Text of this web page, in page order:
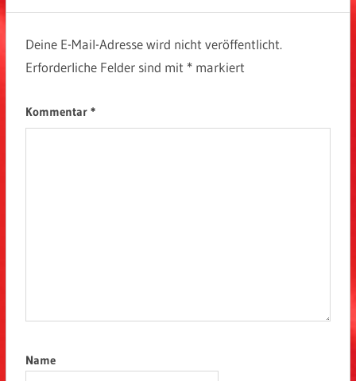
Deine E-Mail-Adresse wird nicht veröffentlicht.
Erforderliche Felder sind mit *markiert
Kommentar *
Name